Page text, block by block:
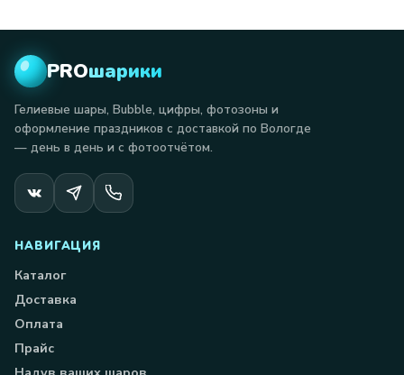
PROшарики
Гелиевые шары, Bubble, цифры, фотозоны и
оформление праздников с доставкой по Вологде
— день в день и с фотоотчётом.
НАВИГАЦИЯ
Каталог
Доставка
Оплата
Прайс